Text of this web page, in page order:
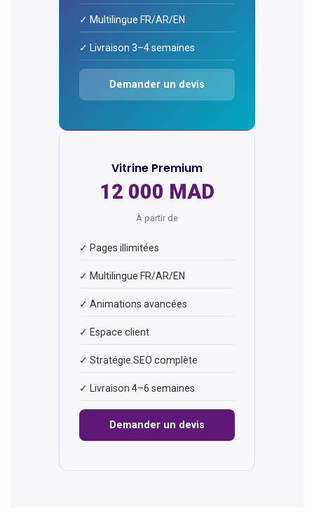
✓ Multilingue FR/AR/EN
✓ Livraison 3–4 semaines
Demander un devis
Vitrine Premium
12 000 MAD
À partir de
✓ Pages illimitées
✓ Multilingue FR/AR/EN
✓ Animations avancées
✓ Espace client
✓ Stratégie SEO complète
✓ Livraison 4–6 semaines
Demander un devis